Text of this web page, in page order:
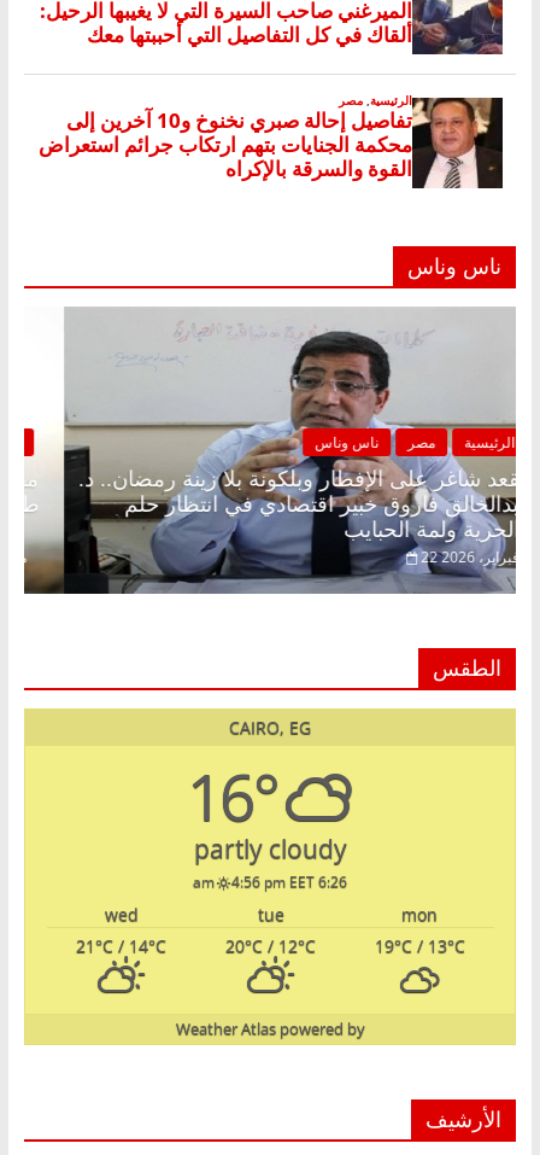
ناس وناس
الرئيسية مصر ناس وناس
مقعد شاغر على الإفطار وبلكونة بلا زينة رمضان.. د.
عبدالخالق فاروق خبير اقتصادي في انتظار حلم
الحرية ولمة الحبايب
22 فبراير، 2026
الطقس
CAIRO, EG
16°
partly cloudy
6:26 am
4:56 pm EET
mon
tue
wed
19°C/ 13°C
20°C / 12°C
21°C / 14°C
powered by
Weather Atlas
الأرشيف